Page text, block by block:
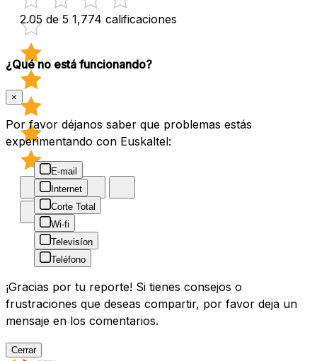
2.05 de 5 1,774 calificaciones
¿Qué no está funcionando?
×
Por favor déjanos saber que problemas estás
experimentando con Euskaltel:
E-mail
Internet
Corte Total
Wi-fi
Televisíon
Teléfono
¡Gracias por tu reporte! Si tienes consejos o
frustraciones que deseas compartir, por favor deja un
mensaje en los comentarios.
Cerrar